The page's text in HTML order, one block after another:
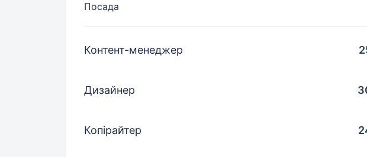
Посада
Контент-менеджер
Дизайнер
Копірайтер